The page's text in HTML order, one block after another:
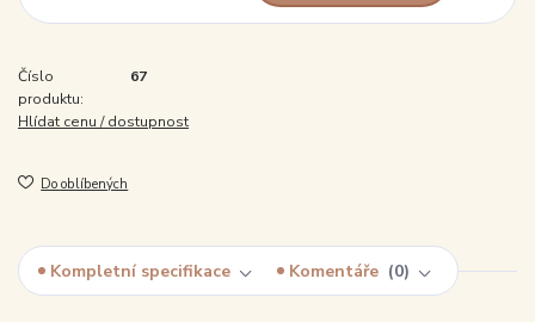
Číslo
produktu:
67
Hlídat cenu / dostupnost
Do oblíbených
Kompletní specifikace Komentáře 0